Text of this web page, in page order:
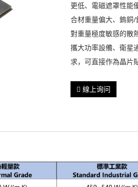
更低、電磁遮罩性能
合材重量偏大、鎢銅
對重量極度敏感的散
攜大功率設備、衛星
求，可直接作為晶片
線上询问